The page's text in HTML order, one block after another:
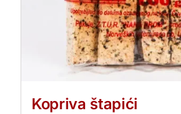
Kopriva štapići